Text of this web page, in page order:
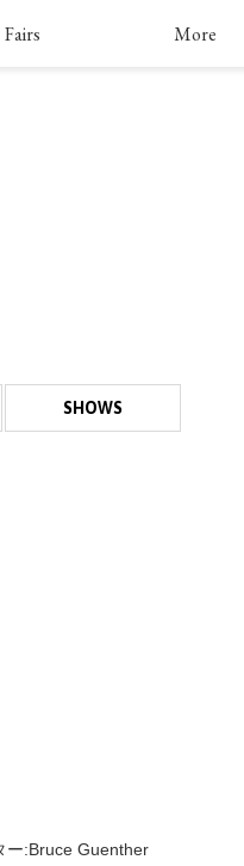
Fairs More
SHOWS
ー:Bruce Guenther